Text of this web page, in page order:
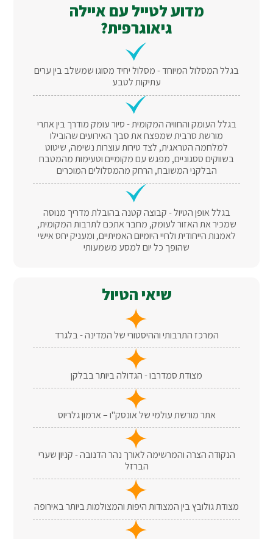
מדוע לטייל עם איילה
גיאוגרפית?
בגלל המסלול המיוחד - מסלול יחיד מסוגו שמשלב בין ערים
עתיקות לטבע
בגלל העומק והחוויה המקומית - סיור עומק מודרך בין אתרי
מורשת סרבית שמפצח את סבך האירועים שהובילו
למלחמה הטראגית, לצד טירות עוצרות נשימה, שיטוט
בשווקים ססגוניים, מפגש עם מקומיים וטעימות מהמטבח
הבלקני המשובח, הרחק מהמסלולים המוכרים
בגלל אופן הטיול - קבוצה קטנה בהובלת מדריך מנוסה
שמכיר את האזור לעומק, מחבר אתכם לתרבות המקומית,
לאמנות הייחודית ולחיי היומיום האמיתיים, ומעניק יחס אישי
שהופך כל יום למסע משמעותי
שיאי הטיול
המרכז התרבותי וההיסטורי של המדינה - בלגרד
מצודת סמדרבו - הגדולה ביותר בבלקן
אתר מורשת עולמי של אונסק"ו – ארמון גלריוס
הנקודה הצרה והמרשימה לאורך נהר הדנובה - קניון שערי
הברזל
מצודת גולובץ בין המצודות היפות והמצולמות ביותר באירופה